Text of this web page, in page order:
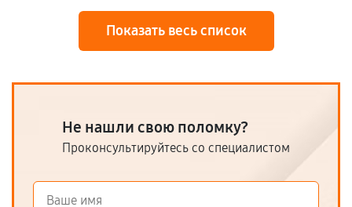
Показать весь список
Не нашли свою поломку?
Проконсультируйтесь со специалистом